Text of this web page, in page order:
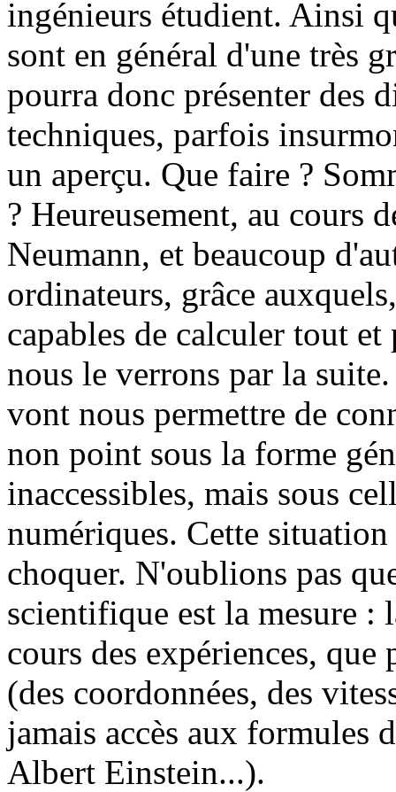
ingénieurs étudient. Ainsi
sont en général d'une très
pourra donc présenter des
techniques, parfois
un aperçu. Que faire ?
? Heureusement, au cours
Neumann, et beaucoup
ordinateurs, grâce
capables de calculer tout
nous le verrons par la
vont nous permettre de
non point sous la forme
inaccessibles, mais sous
numériques. Cette
choquer. N'oublions pas
scientifique est la mesure :
cours des expériences,
(des coordonnées, des
jamais accès aux formules
Albert Einstein...).